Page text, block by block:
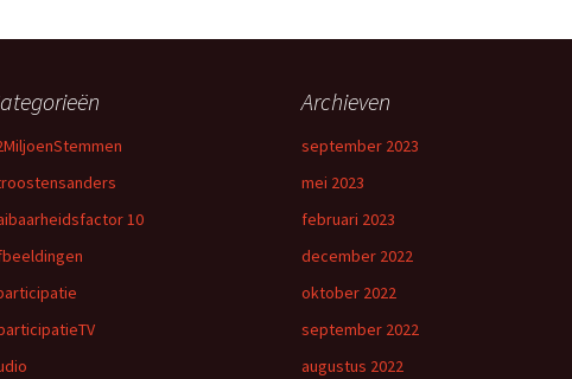
10
Archieven
september 2023
mei 2023
februari 2023
december 2022
oktober 2022
september 2022
augustus 2022